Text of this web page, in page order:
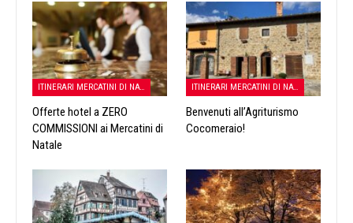
ITINERARI MERCATINI DI NATALE
Offerte hotel a ZERO
COMMISSIONI ai Mercatini di
Natale
ITINERARI MERCATINI DI NATALE
Benvenuti all’Agriturismo
Cocomeraio!